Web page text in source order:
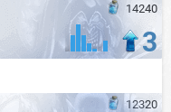
14240
3
12320